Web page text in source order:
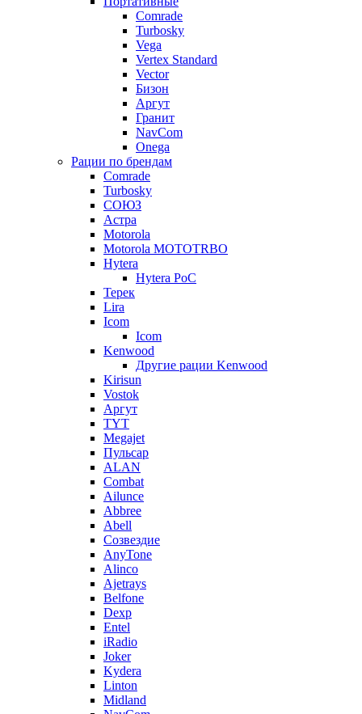
Comrade
Turbosky
Vega
Vertex Standard
Vector
Бизон
Аргут
Гранит
NavCom
Onega
Рации по брендам
Comrade
Turbosky
СОЮЗ
Астра
Motorola
Motorola MOTOTRBO
Hytera
Hytera PoC
Терек
Lira
Icom
Icom
Kenwood
Другие рации Kenwood
Kirisun
Vostok
Аргут
TYT
Megajet
Пульсар
ALAN
Combat
Ailunce
Abbree
Abell
Созвездие
AnyTone
Alinco
Ajetrays
Belfone
Dexp
Entel
iRadio
Joker
Kydera
Linton
Midland